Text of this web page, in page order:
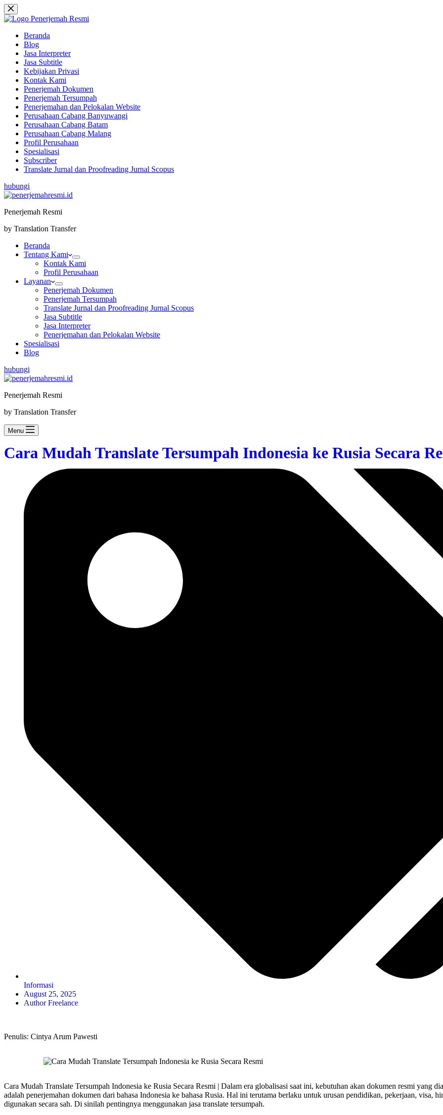
Beranda
Blog
Jasa Interpreter
Jasa Subtitle
Kebijakan Privasi
Kontak Kami
Penerjemah Dokumen
Penerjemah Tersumpah
Penerjemahan dan Pelokalan Website
Perusahaan Cabang Banyuwangi
Perusahaan Cabang Batam
Perusahaan Cabang Malang
Profil Perusahaan
Spesialisasi
Subscriber
Translate Jurnal dan Proofreading Jurnal Scopus
hubungi
Penerjemah Resmi
by Translation Transfer
Beranda
Tentang Kami
Kontak Kami
Profil Perusahaan
Layanan
Penerjemah Dokumen
Penerjemah Tersumpah
Translate Jurnal dan Proofreading Jurnal Scopus
Jasa Subtitle
Jasa Interpreter
Penerjemahan dan Pelokalan Website
Spesialisasi
Blog
hubungi
Penerjemah Resmi
by Translation Transfer
Menu
Cara Mudah Translate Tersumpah Indonesia ke Rusia Secara
Informasi
August 25, 2025
Author Freelance
Penulis: Cintya Arum Pawesti
Cara Mudah Translate Tersumpah Indonesia ke Rusia Secara Resmi | Dalam era globalisasi saat ini, kebutuhan akan dokumen resmi yang
adalah penerjemahan dokumen dari bahasa Indonesia ke bahasa Rusia. Hal ini terutama berlaku untuk urusan pendidikan, pekerjaan, visa,
digunakan secara sah. Di sinilah pentingnya menggunakan jasa translate tersumpah.